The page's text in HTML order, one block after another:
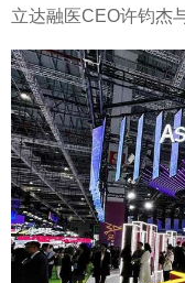
立达融医CEO许钧杰